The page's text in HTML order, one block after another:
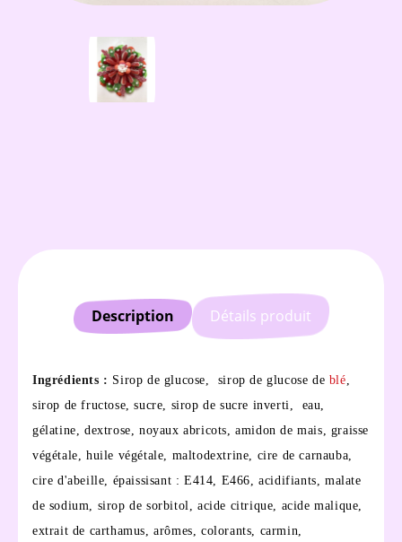
Description Détails produit
Ingrédients : Sirop de glucose, sirop de glucose de blé
sirop de fructose, sucre, sirop de sucre inverti, eau,
gélatine, dextrose, noyaux abricots, amidon de mais, graisse
végétale, huile végétale, maltodextrine, cire de carnauba,
cire d'abeille, épaissisant : E414, E466, acidifiants, malate
de sodium, sirop de sorbitol, acide citrique, acide malique,
extrait de carthamus, arômes, colorants, carmin,